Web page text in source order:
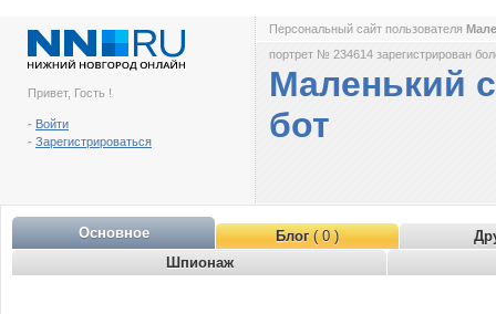
Привет, Гость !
- Войти
- Зарегистрироваться
Персональный сайт пользователя
портрет № 234614 зарегистрирован
Маленький
бот
Основное Блог( 0 )
Шпионаж